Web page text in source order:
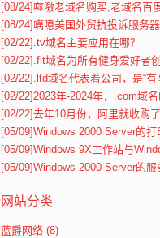
[08/24] 噬噭老域名购买,老域名百
[08/24] 噧噫美国外贸抗投诉服务
[02/22] .tv域名主要应用在哪？
[02/22] .fit域名为所有健身爱好者
[02/22] .ltd域名代表着公司，是“有
[02/22]2023年-2024年，.com域
[02/22]去年10月份，阿里就收购了
[05/09]Windows 2000 Server的打
[05/09]Windows 9X工作站与
[05/09]Windows 2000 Server的服
网站分类
蓝爵网络 (8)